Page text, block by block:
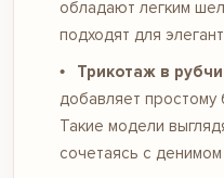
обладают легким
подходят для
Трикотаж в
добавляет простому
Такие модели
сочетаясь с